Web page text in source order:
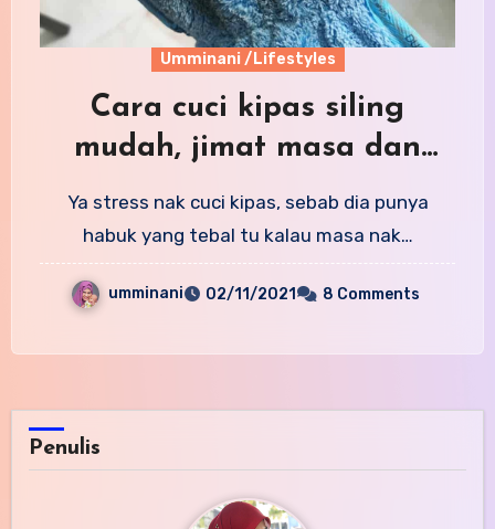
Umminani /Lifestyles
Cara cuci kipas siling
mudah, jimat masa dan
tenaga. Wajib baca!
Ya stress nak cuci kipas, sebab dia punya
habuk yang tebal tu kalau masa nak…
umminani 02/11/2021 8 Comments
Penulis